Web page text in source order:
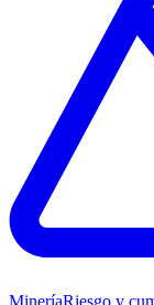
MineríaRiesgo y